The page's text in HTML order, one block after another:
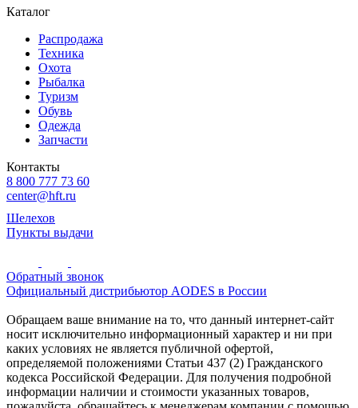
Каталог
Распродажа
Техника
Охота
Рыбалка
Туризм
Обувь
Одежда
Запчасти
Контакты
8 800 777 73 60
center@hft.ru
Шелехов
Пункты выдачи
Обратный звонок
Официальный дистрибьютор AODES в России
Обращаем ваше внимание на то, что данный интернет-сайт
носит исключительно информационный характер и ни при
каких условиях не является публичной офертой,
определяемой положениями Статьи 437 (2) Гражданского
кодекса Российской Федерации. Для получения подробной
информации наличии и стоимости указанных товаров,